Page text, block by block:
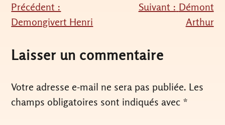
Navigation
de
l’article
Précédent :
Demongivert Henri
Suivant : Démont
Arthur
Laisser un commentaire
Votre adresse e-mail ne sera pas publiée. Les
champs obligatoires sont indiqués avec *